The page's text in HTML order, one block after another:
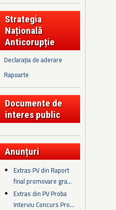
Strategia
Națională
Anticorupție
Declarația de aderare
Rapoarte
Documente de
interes public
Anunțuri
Extras PV din Raport
final promovare gra...
Extras din PV Proba
Interviu Concurs Pro...